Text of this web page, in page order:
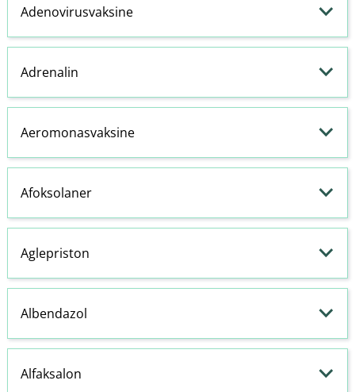
Adenovirusvaksine
Adrenalin
Aeromonasvaksine
Afoksolaner
Aglepriston
Albendazol
Alfaksalon